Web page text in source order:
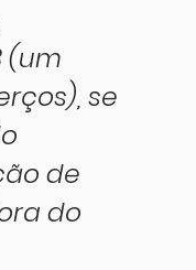
(um
se
de
do